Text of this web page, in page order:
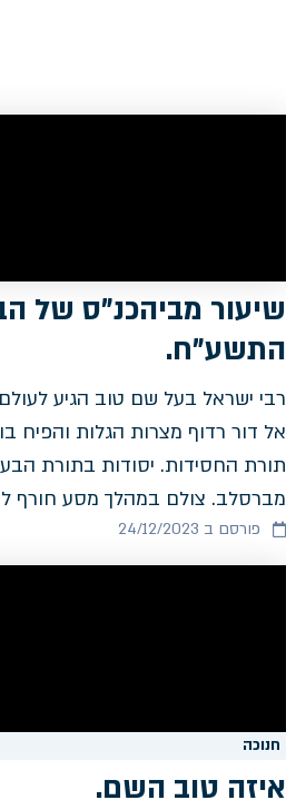
שיעור מביהכנ"ס של
התשע"ח.
רבי ישראל בעל שם טוב הגיע
אל דור רדוף מצרות הגלות והפיח
תורת החסידות. יסודות בתורת
מברסלב. צולם במהלך מסע חורף
פורסם ב 24/12/2023
חנוכה
איזה טוב השם.